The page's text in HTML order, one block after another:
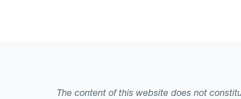
The content of this website does not